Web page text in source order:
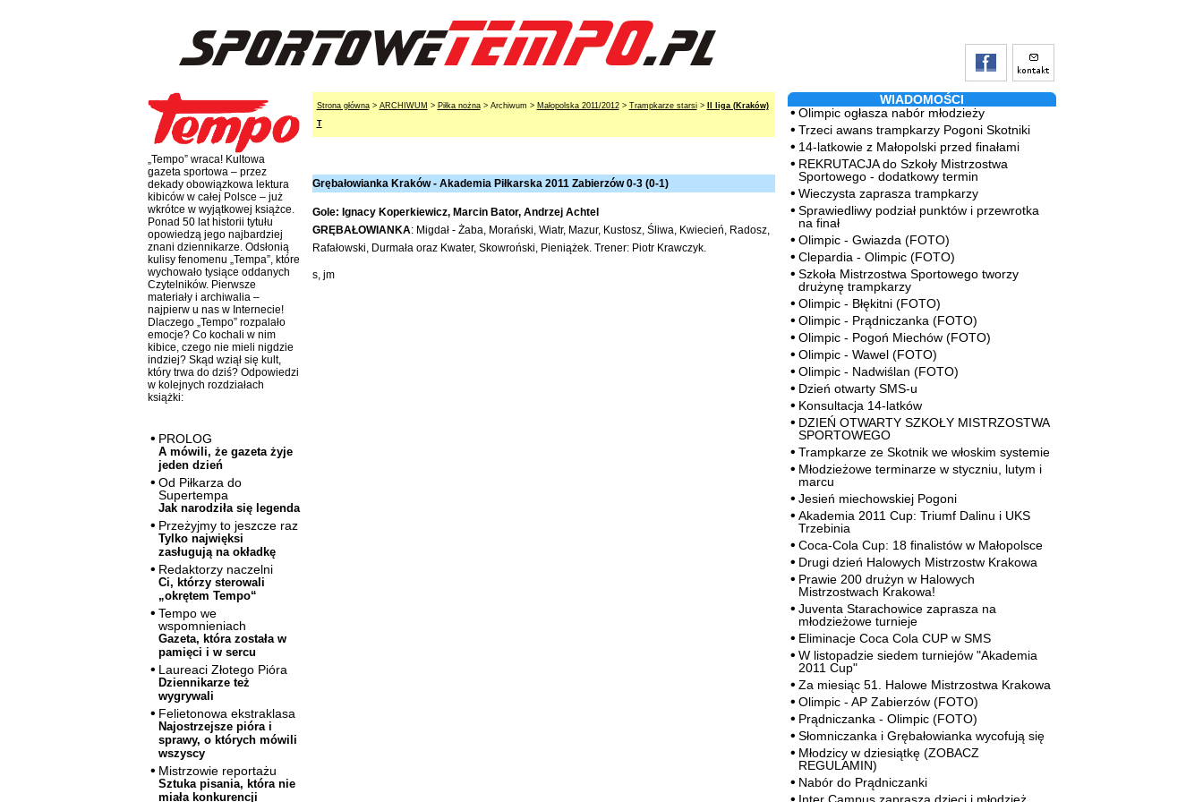
„Tempo” wraca! Kultowa
gazeta sportowa – przez
dekady obowiązkowa lektura
kibiców w całej Polsce – już
wkrótce w wyjątkowej książce.
Ponad 50 lat historii tytułu
opowiedzą jego najbardziej
znani dziennikarze. Odsłonią
kulisy fenomenu „Tempa”, które
wychowało tysiące oddanych
Czytelników. Pierwsze
materiały i archiwalia –
najpierw u nas w Internecie!
Dlaczego „Tempo” rozpalało
emocje? Co kochali w nim
kibice, czego nie mieli nigdzie
indziej? Skąd wziął się kult,
który trwa do dziś? Odpowiedzi
w kolejnych rozdziałach
książki:
PROLOG
A mówili, że gazeta żyje
jeden dzień
Od Piłkarza do
Supertempa
Jak narodziła się legenda
Przeżyjmy to jeszcze raz
Tylko najwięksi
zasługują na okładkę
Redaktorzy naczelni
Ci, którzy sterowali
„okrętem Tempo“
Tempo we
wspomnieniach
Gazeta, która została w
pamięci i w sercu
Laureaci Złotego Pióra
Dziennikarze też
wygrywali
Felietonowa ekstraklasa
Najostrzejsze pióra i
sprawy, o których mówili
wszyscy
Mistrzowie reportażu
Sztuka pisania, która nie
miała konkurencji
Strona główna> ARCHIWUM > Piłka nożna> Archiwum > Małopolska 2011/2012> Trampkarze starsi>
II liga (Kraków)
T
Grębałowianka Kraków - Akademia Piłkarska 2011 Zabierzów 0-3 (0-1)
Gole: Ignacy Koperkiewicz, Marcin Bator, Andrzej Achtel
GRĘBAŁOWIANKA: Migdał - Żaba, Morański, Wiatr, Mazur, Kustosz, Śliwa, Kwiecień, Radosz,
Rafałowski, Durmała oraz Kwater, Skowroński, Pieniążek. Trener: Piotr Krawczyk.
s, jm
WIADOMOŚCI
Olimpic ogłasza nabór młodzieży
Trzeci awans trampkarzy Pogoni Skotniki
14-latkowie z Małopolski przed finałami
REKRUTACJA do Szkoły Mistrzostwa
Sportowego - dodatkowy termin
Wieczysta zaprasza trampkarzy
Sprawiedliwy podział punktów i przewrotka
na finał
Olimpic - Gwiazda (FOTO)
Clepardia - Olimpic (FOTO)
Szkoła Mistrzostwa Sportowego tworzy
drużynę trampkarzy
Olimpic - Błękitni (FOTO)
Olimpic - Prądniczanka (FOTO)
Olimpic - Pogoń Miechów (FOTO)
Olimpic - Wawel (FOTO)
Olimpic - Nadwiślan (FOTO)
Dzień otwarty SMS-u
Konsultacja 14-latków
DZIEŃ OTWARTY SZKOŁY MISTRZOSTWA
SPORTOWEGO
Trampkarze ze Skotnik we włoskim systemie
Młodzieżowe terminarze w styczniu, lutym i
marcu
Jesień miechowskiej Pogoni
Akademia 2011 Cup: Triumf Dalinu i UKS
Trzebinia
Coca-Cola Cup: 18 finalistów w Małopolsce
Drugi dzień Halowych Mistrzostw Krakowa
Prawie 200 drużyn w Halowych
Mistrzostwach Krakowa!
Juventa Starachowice zaprasza na
młodzieżowe turnieje
Eliminacje Coca Cola CUP w SMS
W listopadzie siedem turniejów "Akademia
2011 Cup"
Za miesiąc 51. Halowe Mistrzostwa Krakowa
Olimpic - AP Zabierzów (FOTO)
Prądniczanka - Olimpic (FOTO)
Słomniczanka i Grębałowianka wycofują się
Młodzicy w dziesiątkę (ZOBACZ
REGULAMIN)
Nabór do Prądniczanki